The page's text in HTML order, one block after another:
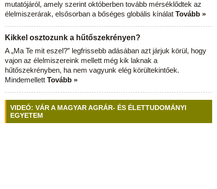
mutatójáról, amely szerint októberben tovább mérséklődtek az
élelmiszerárak, elsősorban a bőséges globális kínálat Tovább »
Kikkel osztozunk a hűtőszekrényen?
A „Ma Te mit eszel?” legfrissebb adásában azt járjuk körül, hogy
vajon az élelmiszereink mellett még kik laknak a
hűtőszekrényben, ha nem vagyunk elég körültekintőek.
Mindemellett Tovább »
VIDEÓ: VÁR A MAGYAR AGRÁR- ÉS ÉLETTUDOMÁNYI
EGYETEM